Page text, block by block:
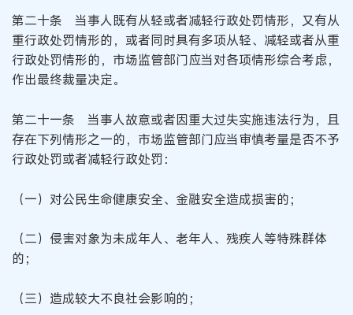
第二十条 当事人既有从轻或者减轻行政处罚情形，又有从
重行政处罚情形的，或者同时具有多项从轻、减轻或者从重
行政处罚情形的，市场监管部门应当对各项情形综合考虑，
作出最终裁量决定。
第二十一条 当事人故意或者因重大过失实施违法行为，且
存在下列情形之一的，市场监管部门应当审慎考量是否不予
行政处罚或者减轻行政处罚：
（一）对公民生命健康安全、金融安全造成损害的；
（二）侵害对象为未成年人、老年人、残疾人等特殊群体
的；
（三）造成较大不良社会影响的；